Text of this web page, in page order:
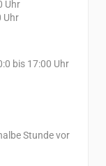
Uhr
Uhr
bis 17:00 Uhr
Stunde vor